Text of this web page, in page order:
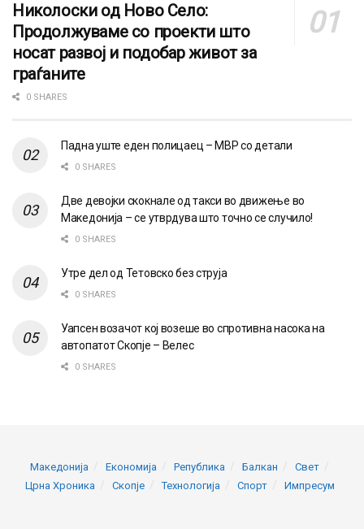
Николоски од Ново Село:
Продолжуваме со проекти што
носат развој и подобар живот за
граѓаните
0 SHARES
Падна уште еден полицаец – МВР со детали
0 SHARES
Две девојки скокнале од такси во движење во
Македонија – се утврдува што точно се случило!
0 SHARES
Утре дел од Тетовско без струја
0 SHARES
Уапсен возачот кој возеше во спротивна насока на
автопатот Скопје – Велес
0 SHARES
Македонија Економија Република Балкан
Свет
Црна Хроника
Скопје Технологија Спорт Импресум